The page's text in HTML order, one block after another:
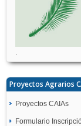
.
Proyectos Agrarios
Proyectos CAIAs
Formulario